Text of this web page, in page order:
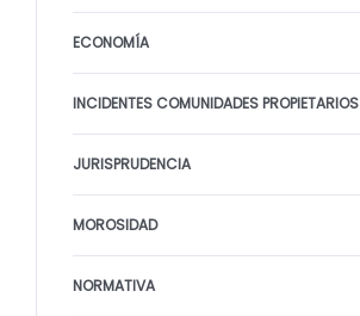
ECONOMÍA
INCIDENTES COMUNIDADES PROPIETARIOS
JURISPRUDENCIA
MOROSIDAD
NORMATIVA